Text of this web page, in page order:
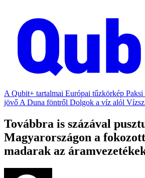
A Qubit+ tartalmai Európai tűzkörkép Paksi
jövő A Duna föntről Dolgok a víz alól
Továbbra is százával
Magyarországon a
madarak az